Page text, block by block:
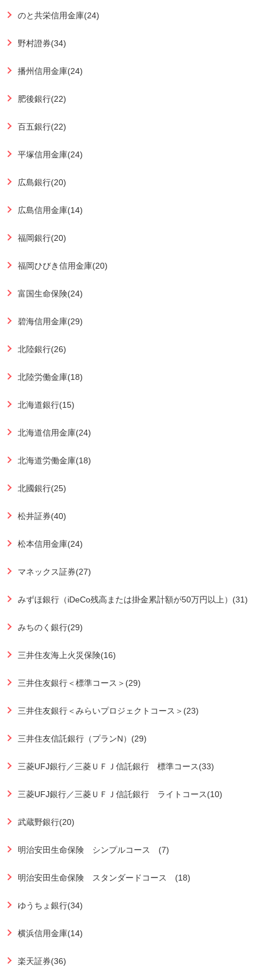
のと共栄信用金庫(24)
野村證券(34)
播州信用金庫(24)
肥後銀行(22)
百五銀行(22)
平塚信用金庫(24)
広島銀行(20)
広島信用金庫(14)
福岡銀行(20)
福岡ひびき信用金庫(20)
富国生命保険(24)
碧海信用金庫(29)
北陸銀行(26)
北陸労働金庫(18)
北海道銀行(15)
北海道信用金庫(24)
北海道労働金庫(18)
北國銀行(25)
松井証券(40)
松本信用金庫(24)
マネックス証券(27)
みずほ銀行（iDeCo残高または掛金累計額が50万円以上）(31)
みちのく銀行(29)
三井住友海上火災保険(16)
三井住友銀行＜標準コース＞(29)
三井住友銀行＜みらいプロジェクトコース＞(23)
三井住友信託銀行（プランN）(29)
三菱UFJ銀行／三菱ＵＦＪ信託銀行 標準コース(33)
三菱UFJ銀行／三菱ＵＦＪ信託銀行 ライトコース(10)
武蔵野銀行(20)
明治安田生命保険 シンプルコース (7)
明治安田生命保険 スタンダードコース (18)
ゆうちょ銀行(34)
横浜信用金庫(14)
楽天証券(36)